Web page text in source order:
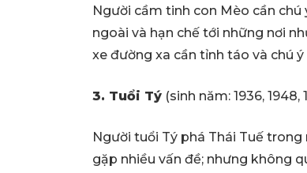
Người cầm tinh con Mèo cần
ngoài và hạn chế tới những nơi
xe đường xa cần tỉnh táo và chú ý
3. Tuổi Tý (sinh năm: 1936, 1948,
Người tuổi Tý phá Thái Tuế
gặp nhiều vấn đề; nhưng không